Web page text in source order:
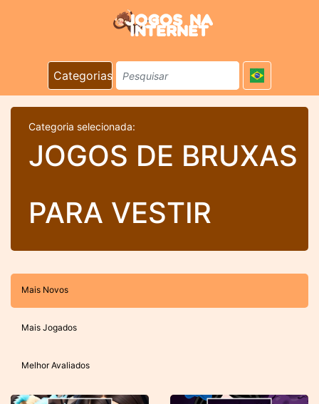
Categorias
Categoria selecionada:
JOGOS DE BRUXAS
PARA VESTIR
Mais Novos
Mais Jogados
Melhor Avaliados